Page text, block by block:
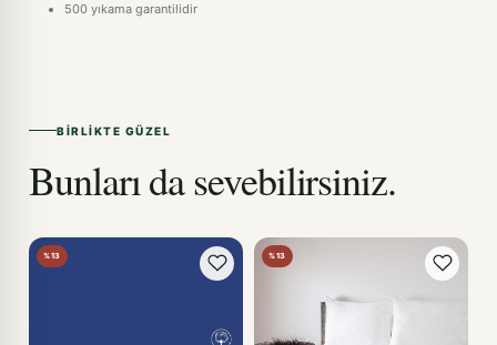
500 yıkama garantilidir
BIRLIKTE GÜZEL
Bunları da sevebilirsiniz.
%13 %13